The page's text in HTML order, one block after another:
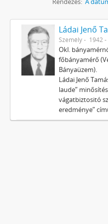
Ládai Jenő
Személy 1942 -
Okl.
főbányamérő
Bányaüzem).
Ládai Jenő
laude”
vágatbiztositó
eredménye”